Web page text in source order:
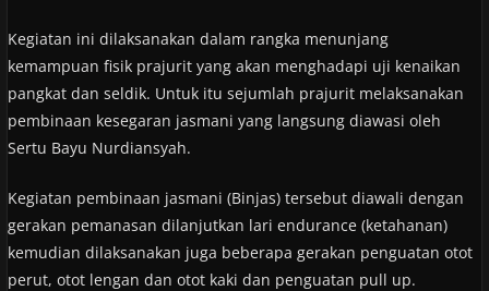
Kegiatan ini dilaksanakan dalam rangka menunjang
kemampuan fisik prajurit yang akan menghadapi uji kenaikan
pangkat dan seldik. Untuk itu sejumlah prajurit melaksanakan
pembinaan kesegaran jasmani yang langsung diawasi oleh
Sertu Bayu Nurdiansyah.
Kegiatan pembinaan jasmani (Binjas) tersebut diawali dengan
gerakan pemanasan dilanjutkan lari endurance (ketahanan)
kemudian dilaksanakan juga beberapa gerakan penguatan otot
perut, otot lengan dan otot kaki dan penguatan pull up.